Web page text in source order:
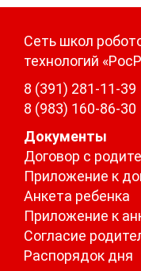
Сеть школ
технологий
8 (391) 281-11-39
8 (983) 160-86-30
Документы
Договор с
Приложение к
Анкета ребенка
Приложение к
Согласие
Распорядок дня